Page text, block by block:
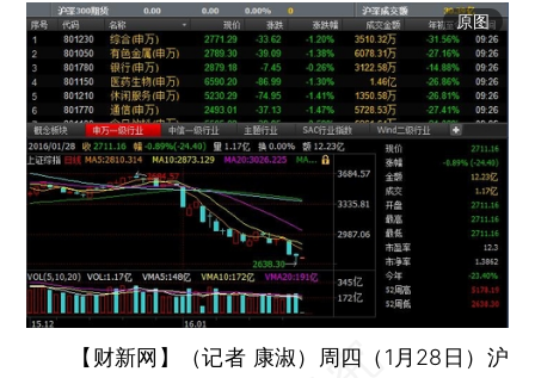
原图
【财新网】（记者 康淑）
周四（1月28日）沪